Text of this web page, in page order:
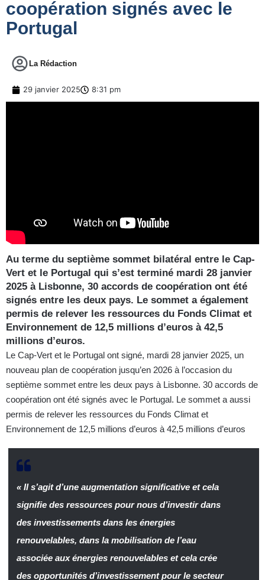
coopération signés avec le
Portugal
La Rédaction
29 janvier 2025 8:31 pm
Au terme du septième sommet bilatéral entre le Cap-
Vert et le Portugal qui s’est terminé mardi 28 janvier
2025 à Lisbonne, 30 accords de coopération ont été
signés entre les deux pays. Le sommet a également
permis de relever les ressources du Fonds Climat et
Environnement de 12,5 millions d’euros à 42,5
millions d’euros.
Le Cap-Vert et le Portugal ont signé, mardi 28 janvier 2025, un
nouveau plan de coopération jusqu’en 2026 à l’occasion du
septième sommet entre les deux pays à Lisbonne. 30 accords de
coopération ont été signés avec le Portugal. Le sommet a aussi
permis de relever les ressources du Fonds Climat et
Environnement de 12,5 millions d’euros à 42,5 millions d’euros
« Il s’agit d’une augmentation significative et cela
signifie des ressources pour nous d’investir dans
des investissements dans les énergies
renouvelables, dans la mobilisation de l’eau
associée aux énergies renouvelables et cela crée
des opportunités d’investissement pour le secteur